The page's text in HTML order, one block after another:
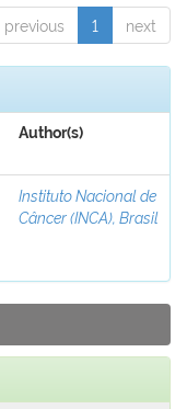
previous 1 next
Author(s)
Instituto Nacional de
Câncer (INCA), Brasil